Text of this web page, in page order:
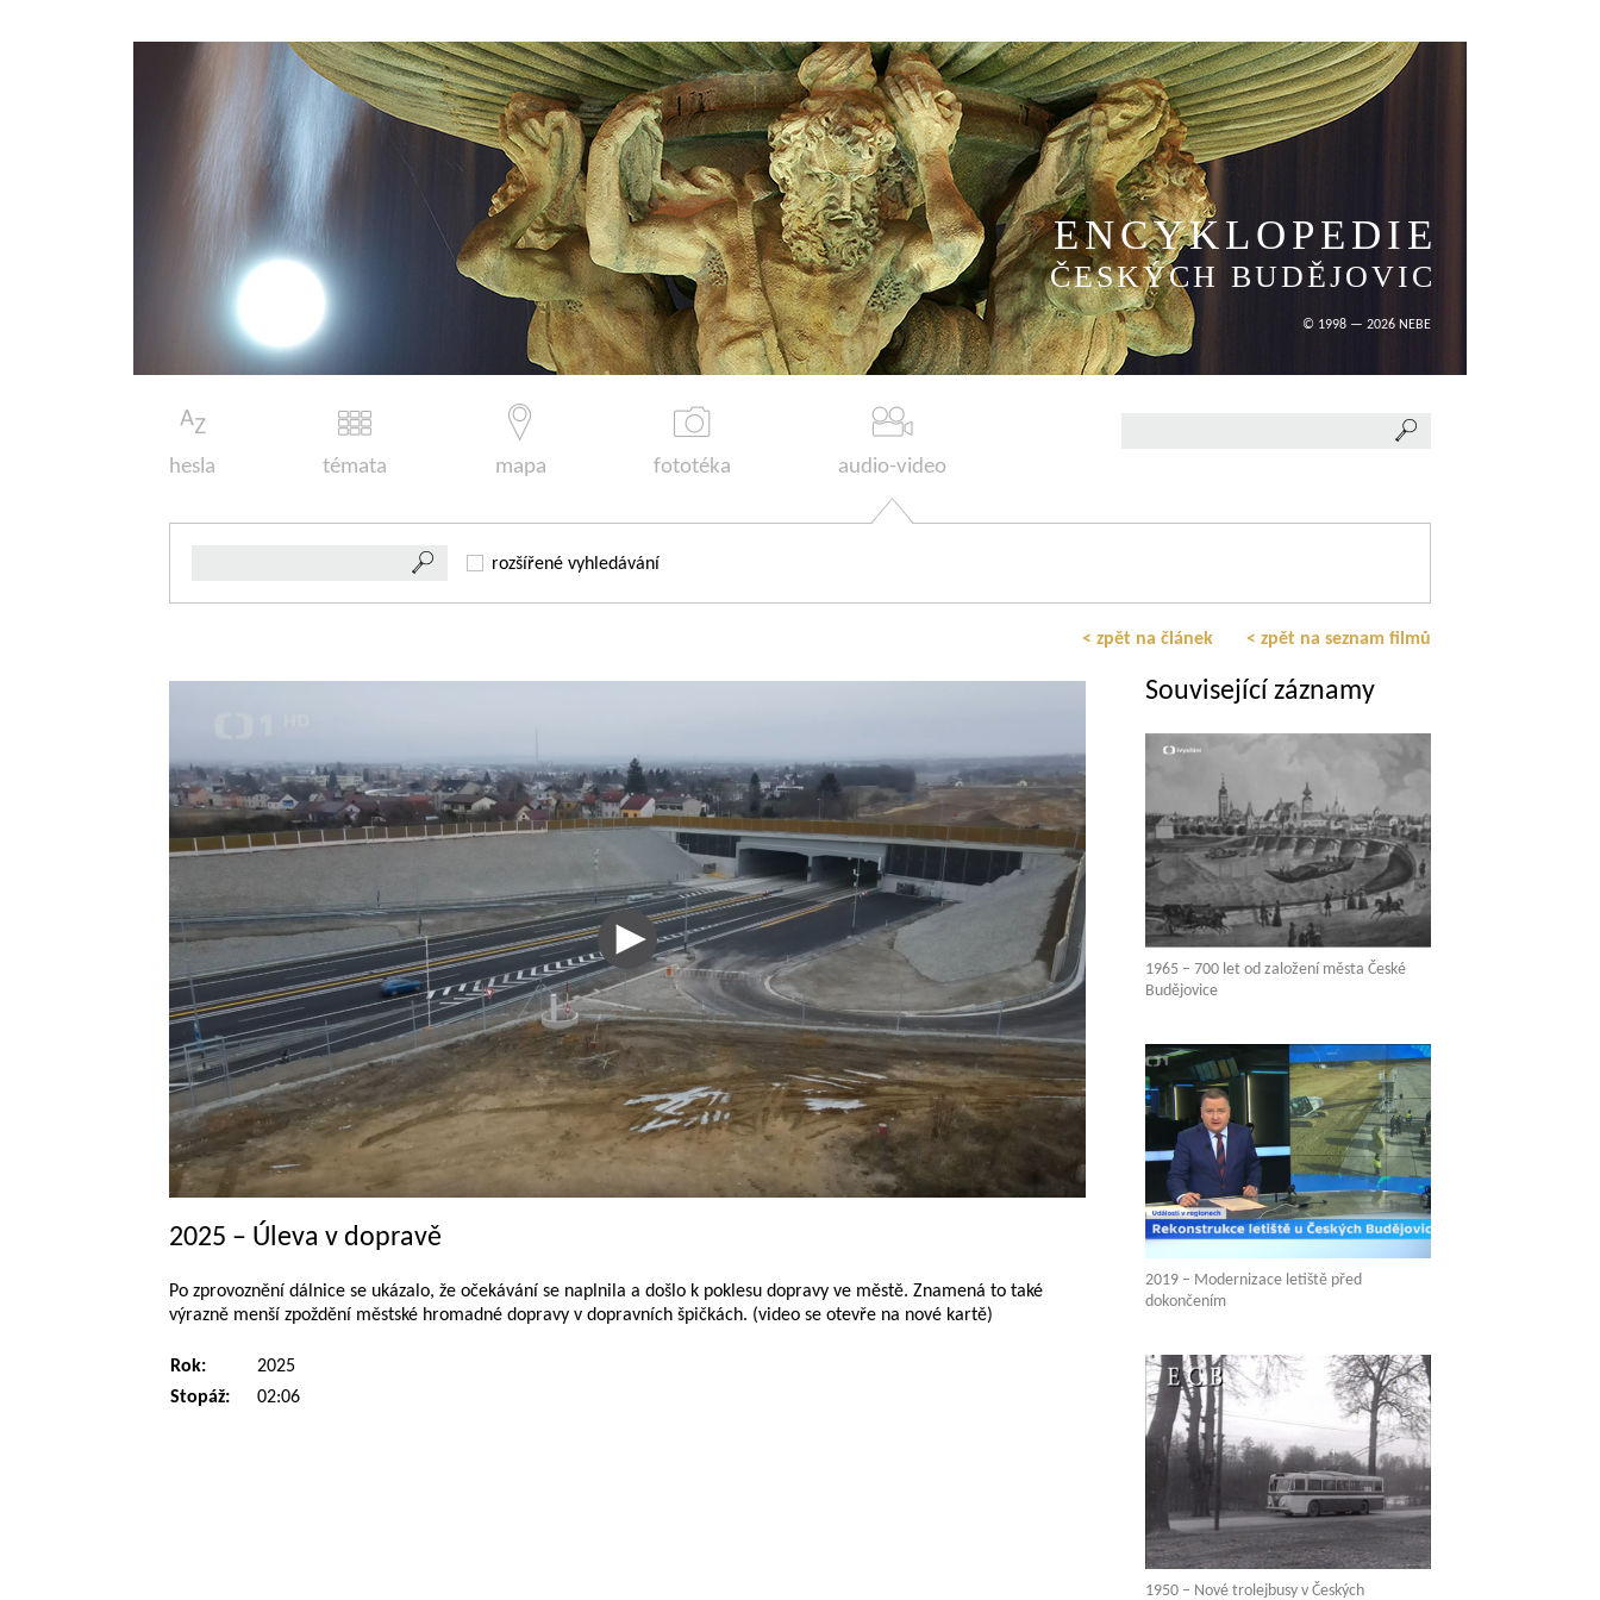
ENCYKLOPEDIE
ČESKÝCH BUDĚJOVIC
© 1998 — 2026 NEBE
hesla témata mapa fototéka audio-video
rozšířené vyhledávání
< zpět na článek < zpět na seznam filmů
2025 – Úleva v dopravě
Po zprovoznění dálnice se ukázalo, že očekávání se naplnila a došlo k poklesu dopravy ve městě. Znamená to také
výrazně menší zpoždění městské hromadné dopravy v dopravních špičkách. (video se otevře na nové kartě)
Rok:
2025
Stopáž:
02:06
Související záznamy
1965 – 700 let od založení města České
Budějovice
2019 – Modernizace letiště před
dokončením
1950 – Nové trolejbusy v Českých